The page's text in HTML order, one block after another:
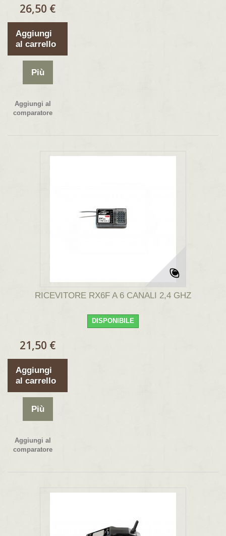
26,50 €
Aggiungi
al carrello
Più
Aggiungi al
comparatore
RICEVITORE RX6F A 6 CANALI 2,4 GHZ
DISPONIBILE
21,50 €
Aggiungi
al carrello
Più
Aggiungi al
comparatore